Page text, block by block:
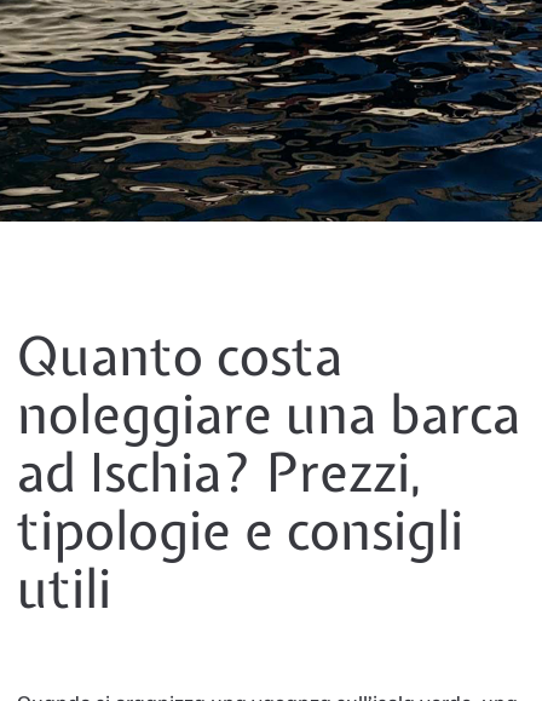
Quanto costa
noleggiare una barca
ad Ischia? Prezzi,
tipologie e consigli
utili